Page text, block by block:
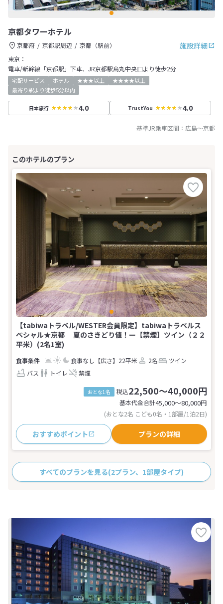
京都タワーホテル
施設詳細
京都府 京都駅周辺
京都（駅前）
東京：
電車/新幹線「京都駅」下車、JR京都駅烏丸中央口より徒歩2分
宅配サービス ホテル ★★★以上
★★★★以上
最寄り駅より徒歩5分以内
日本旅行 4.0 TrustYou 4.0
基準JR乗車区間： 広島～京都
【tabiwaトラベル/WESTER会員限定】tabiwaトラベルス
ペシャル★京都 夏のさきどり値！ー【禁煙】ツイン（２２
平米）(2名1室)
食事なし 【広さ】22平米 2名
ツイン
バス
トイレ 禁煙
おとな1名 税込22,500～40,000円
基本代金合計45,000〜80,000円
(おとな2名 こども0名・1部屋/1泊2日)
おすすめポイント プランの詳細
すべてのプランを見る(2プラン、1部屋タイプ)